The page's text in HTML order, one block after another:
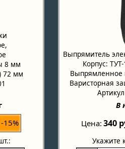
8 мм
72 мм
15%
Выпрямитель
Корпус:
Выпрямленное
Варисторная
В
Цена 340
Укажите